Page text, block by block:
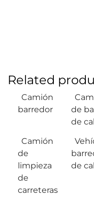
Related
Camión
barredor
de
de
Camión
de
limpieza
de
carreteras
de